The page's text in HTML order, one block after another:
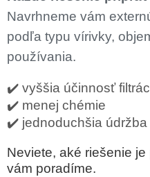
Navrhneme vám
podľa typu vírivky,
používania.
✔️ vyššia účinnosť
✔️ menej chémie
✔️ jednoduchšia údržba
Neviete, aké riešenie
vám poradíme.